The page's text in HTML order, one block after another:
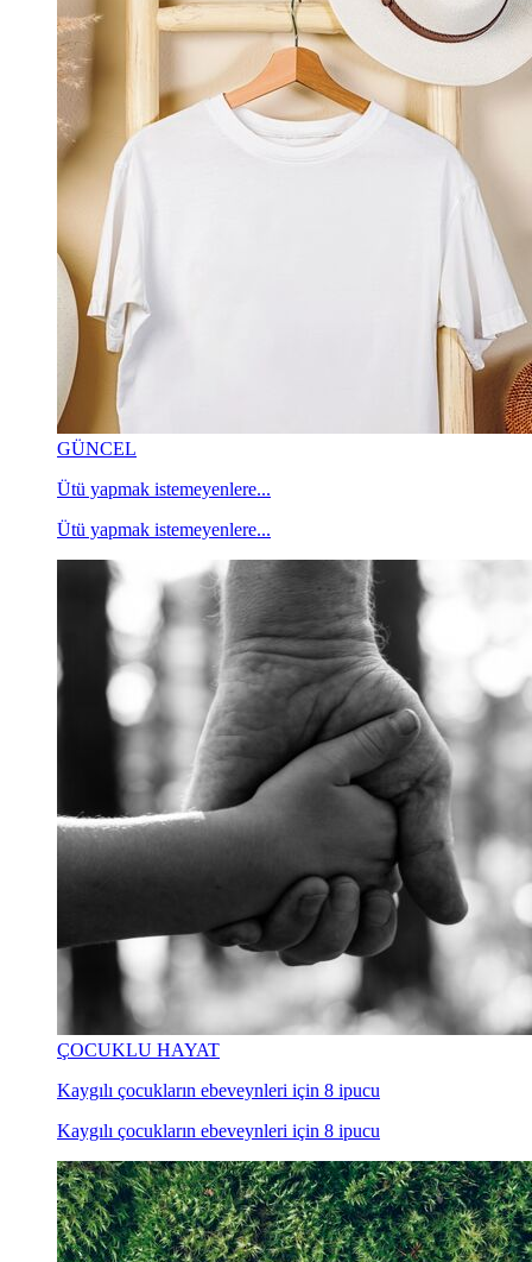
GÜNCEL
Ütü yapmak istemeyenlere...
Ütü yapmak istemeyenlere...
ÇOCUKLU HAYAT
Kaygılı çocukların ebeveynleri için 8 ipucu
Kaygılı çocukların ebeveynleri için 8 ipucu